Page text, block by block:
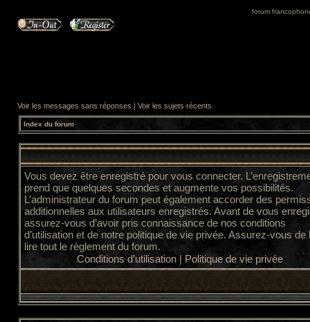
forum
Voir les messages sans réponses | Voir les sujets récents
Index du forum
Vous devez être enregistré pour vous connecter.
prend que quelques secondes et augmente vos possibilités.
L’administrateur du forum peut également accorder des
additionnelles aux utilisateurs enregistrés. Avant de vous
assurez-vous d’avoir pris connaissance de nos conditions
d’utilisation et de notre politique de vie privée. Assurez-vous de
lire tout le règlement du forum.
Conditions d’utilisation| Politique de vie privée